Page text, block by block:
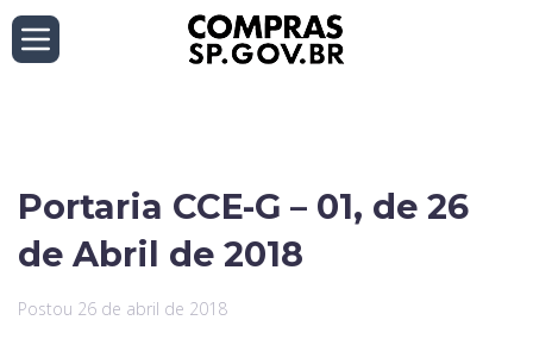
Portaria CCE-G – 01, de 26
de Abril de 2018
Postou 26 de abril de 2018